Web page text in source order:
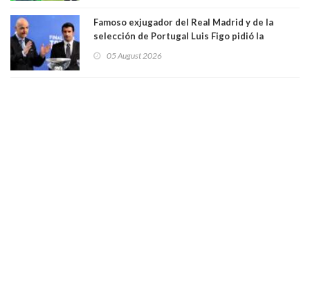
Famoso exjugador del Real Madrid y de la
selección de Portugal Luis Figo pidió la
comportamiento más bajo y cobarde que he
05 August 2026